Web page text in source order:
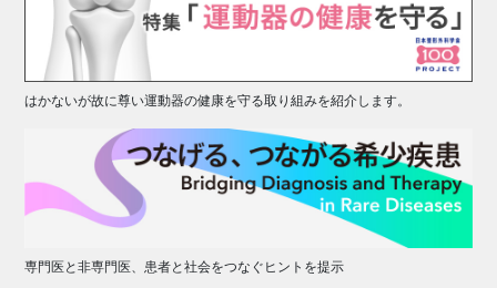
はかないが故に尊い運動器の健康を守る取り組みを紹介します。
専門医と非専門医、患者と社会をつなぐヒントを提示